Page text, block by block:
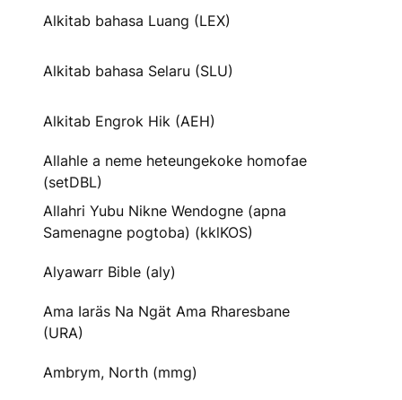
Alkitab bahasa Luang (LEX)
Alkitab bahasa Selaru (SLU)
Alkitab Engrok Hik (AEH)
Allahle a neme heteungekoke homofae
(setDBL)
Allahri Yubu Nikne Wendogne (apna
Samenagne pogtoba) (kklKOS)
Alyawarr Bible (aly)
Ama Iaräs Na Ngät Ama Rharesbane
(URA)
Ambrym, North (mmg)